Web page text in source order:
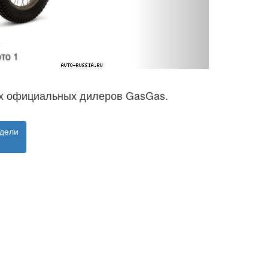
1
официальных дилеров GasGas.